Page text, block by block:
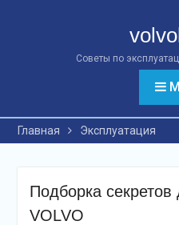
Советы по
Главная Эксплуатация
Подборка
VOLVO